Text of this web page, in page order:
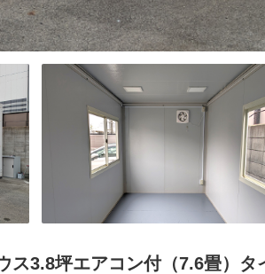
ス3.8坪エアコン付（7.6畳）